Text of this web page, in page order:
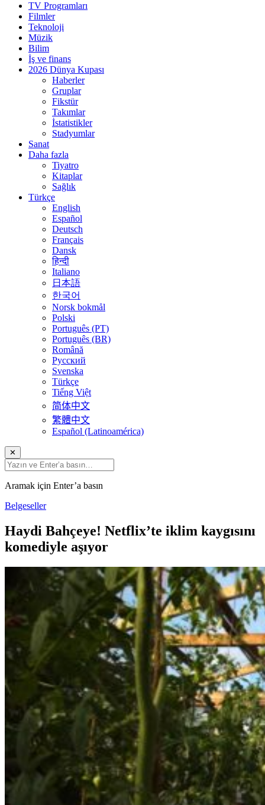
TV Programları
Filmler
Teknoloji
Müzik
Bilim
İş ve finans
2026 Dünya Kupası
Haberler
Gruplar
Fikstür
Takımlar
İstatistikler
Stadyumlar
Sanat
Daha fazla
Tiyatro
Kitaplar
Sağlık
Türkçe
English
Español
Deutsch
Français
Dansk
हिन्दी
Italiano
日本語
한국어
Norsk bokmål
Polski
Português (PT)
Português (BR)
Română
Русский
Svenska
Türkçe
Tiếng Việt
简体中文
繁體中文
Español (Latinoamérica)
✕
Aramak için Enter’a basın
Belgeseller
Haydi Bahçeye! Netflix’te iklim kaygısını
komediyle aşıyor